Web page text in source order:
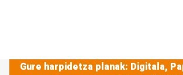
Gure harpidetza planak: Digitala,